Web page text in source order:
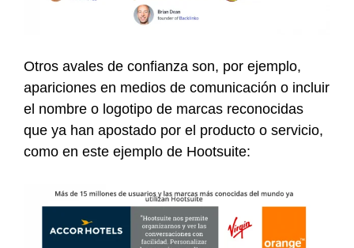
Otros avales de confianza son, por ejemplo,
apariciones en medios de comunicación o incluir
el nombre o logotipo de marcas reconocidas
que ya han apostado por el producto o servicio,
como en este ejemplo de Hootsuite: